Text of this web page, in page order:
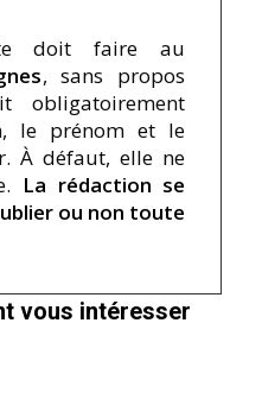
doit faire au
, sans propos
obligatoirement
le prénom et le
À défaut, elle ne
La rédaction se
ou non toute
vous intéresser